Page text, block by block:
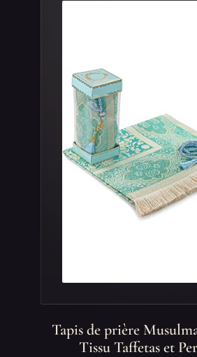
Tapis de prière
Tissu Taffetas et